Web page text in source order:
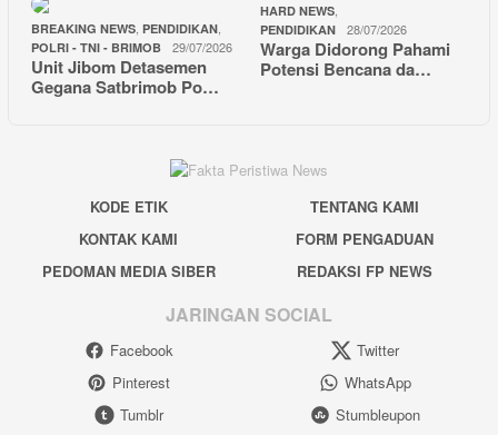
BREAKING NEWS PENDIDIKAN
POLRI - TNI - BRIMOB 29/07/2026
Unit Jibom Detasemen
Gegana Satbrimob Po…
HARD NEWS
PENDIDIKAN 28/07/2026
Warga Didorong Pahami
Potensi Bencana da…
KODE ETIK
TENTANG KAMI
KONTAK KAMI
FORM PENGADUAN
PEDOMAN MEDIA SIBER
REDAKSI FP NEWS
JARINGAN SOCIAL
Facebook
Twitter
Pinterest
WhatsApp
Tumblr
Stumbleupon